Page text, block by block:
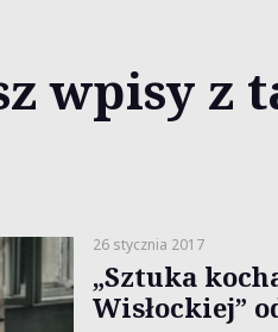
wpisy z
26 stycznia 2017
„Sztuka
Wisłockiej”